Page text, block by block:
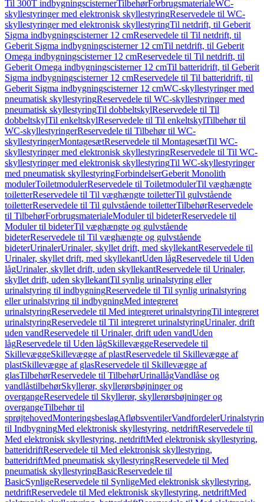
Til 300T indbygningscisternerTilbehørForbrugsmaterialeWC-
skyllestyringer med elektronisk skyllestyringReservedele til WC-
skyllestyringer med elektronisk skyllestyringTil netdrift, til Geberit
Sigma indbygningscisterner 12 cmReservedele til Til netdrift, til
Geberit Sigma indbygningscisterner 12 cmTil netdrift, til Geberit
Omega indbygningscisterner 12 cmReservedele til Til netdrift, til
Geberit Omega indbygningscisterner 12 cmTil batteridrift, til Geberit
Sigma indbygningscisterner 12 cmReservedele til Til batteridrift, til
Geberit Sigma indbygningscisterner 12 cmWC-skyllestyringer med
pneumatisk skyllestyringReservedele til WC-skyllestyringer med
pneumatisk skyllestyringTil dobbeltskylReservedele til Til
dobbeltskylTil enkeltskylReservedele til Til enkeltskylTilbehør til
WC-skyllestyringerReservedele til Tilbehør til WC-
skyllestyringerMontagesætReservedele til MontagesætTil WC-
skyllestyringer med elektronisk skyllestyringReservedele til Til WC-
skyllestyringer med elektronisk skyllestyringTil WC-skyllestyringer
med pneumatisk skyllestyringForbindelserGeberit Monolith
modulerToiletmodulerReservedele til ToiletmodulerTil væghængte
toiletterReservedele til Til væghængte toiletterTil gulvstående
toiletterReservedele til Til gulvstående toiletterTilbehørReservedele
til TilbehørForbrugsmaterialeModuler til bideterReservedele til
Moduler til bideterTil væghængte og gulvstående
bideterReservedele til Til væghængte og gulvstående
bideterUrinalerUrinaler, skyllet drift, med skyllekantReservedele til
Urinaler, skyllet drift, med skyllekantUden lågReservedele til Uden
lågUrinaler, skyllet drift, uden skyllekantReservedele til Urinaler,
skyllet drift, uden skyllekantTil synlig urinalstyring eller
urinalstyring til indbygningReservedele til Til synlig urinalstyring
eller urinalstyring til indbygningMed integreret
urinalstyringReservedele til Med integreret urinalstyringTil integreret
urinalstyringReservedele til Til integreret urinalstyringUrinaler, drift
uden vandReservedele til Urinaler, drift uden vandUden
lågReservedele til Uden lågSkillevæggeReservedele til
SkillevæggeSkillevægge af plastReservedele til Skillevægge af
plastSkillevægge af glasReservedele til Skillevægge af
glasTilbehørReservedele til TilbehørUrinallågVandlåse og
vandlåstilbehørSkyllerør, skyllerørsbøjninger og
overgangeReservedele til Skyllerør, skyllerørsbøjninger og
overgangeTilbehør til
sprøjtehovedMonteringsbeslagAfløbsventilerVandfordeler
til IndbygningMed elektronisk skyllestyring, netdriftReservedele til
Med elektronisk skyllestyring, netdriftMed elektronisk skyllestyring,
batteridriftReservedele til Med elektronisk skyllestyring,
batteridriftMed pneumatisk skyllestyringReservedele til Med
pneumatisk skyllestyringBasicReservedele til
BasicSynligeReservedele til SynligeMed elektronisk skyllestyring,
netdriftReservedele til Med elektronisk skyllestyring, netdriftMed